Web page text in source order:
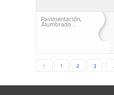
Pavimentación,
Alumbrado ...
< 1 2 3